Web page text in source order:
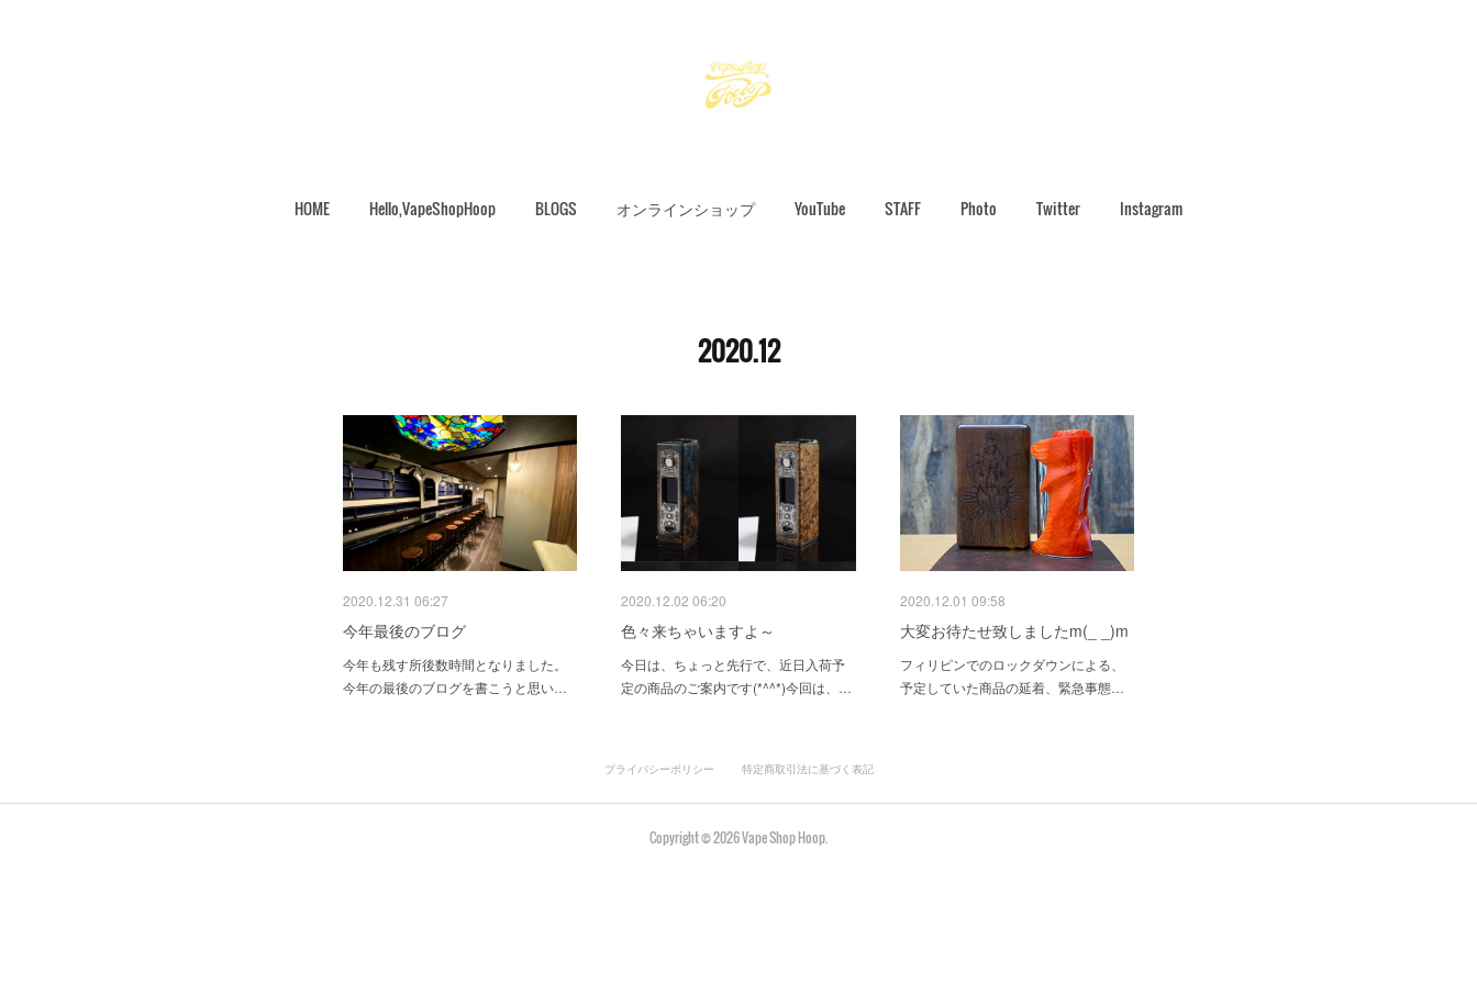
HOME Hello,VapeShopHoop BLOGS オンラインショップ YouTube STAFF Photo Twitter Instagram
2020.12
2020.12.31 06:27
今年最後のブログ
今年も残す所後数時間となりました。
今年の最後のブログを書こうと思い…
2020.12.02 06:20
色々来ちゃいますよ～
今日は、ちょっと先行で、近日入荷予
定の商品のご案内です(*^^*)今回は、…
2020.12.01 09:58
大変お待たせ致しましたm(_ _)m
フィリピンでのロックダウンによる、
予定していた商品の延着、緊急事態…
プライバシーポリシー 特定商取引法に基づく表記
Copyright ©2026Vape Shop Hoop.